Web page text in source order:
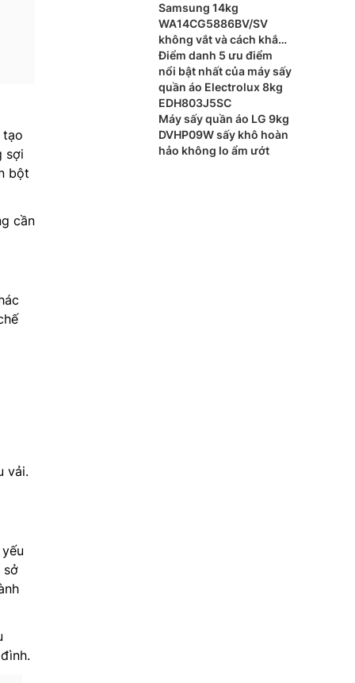
tạo
sợi
bột
cần
vải.
sở
Samsung 14kg
WA14CG5886BV/SV
không vắt và cách khắc
phục
Điểm danh 5 ưu điểm
nổi bật nhất của máy sấy
quần áo Electrolux 8kg
EDH803J5SC
Máy sấy quần áo LG 9kg
DVHP09W sấy khô hoàn
hảo không lo ẩm ướt